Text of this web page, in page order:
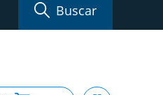
Buscar